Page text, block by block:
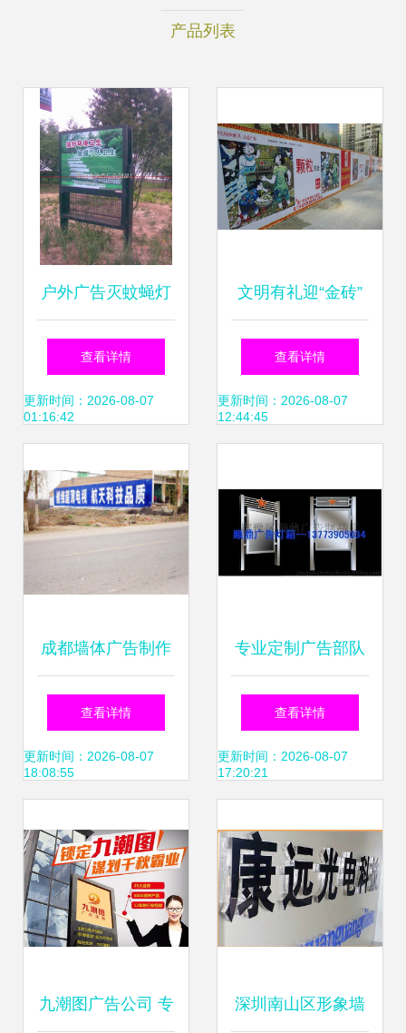
产品列表
户外广告灭蚊蝇灯
箱生产的技术与流
程解析
查看详情
更新时间：2026-08-07
01:16:42
文明有礼迎“金砖”
厦门征集《市民文
明公约》
查看详情
更新时间：2026-08-07
12:44:45
成都墙体广告制作
的数字化跃升 软件
销售赋能传统广
查看详情
更新时间：2026-08-07
18:08:55
专业定制广告部队
灯箱，点亮宿豫区
军民融合新风采
告制品厂力作
查看详情
更新时间：2026-08-07
17:20:21
九潮图广告公司 专 深圳南山区形象墙